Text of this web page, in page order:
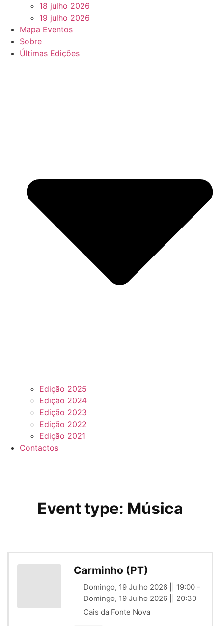
18 julho 2026
19 julho 2026
Mapa Eventos
Sobre
Últimas Edições
Edição 2025
Edição 2024
Edição 2023
Edição 2022
Edição 2021
Contactos
Event type: Música
Carminho (PT)
Domingo, 19 Julho 2026 || 19:00 -
Domingo, 19 Julho 2026 || 20:30
Cais da Fonte Nova